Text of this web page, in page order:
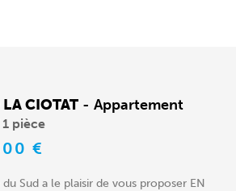
CIOTAT - Appartement
1 pièce
€
du Sud a le plaisir de vous proposer EN